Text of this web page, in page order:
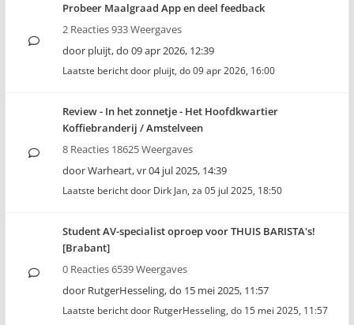
Probeer Maalgraad App en deel feedback
2 Reacties 933 Weergaves
door pluijt,do 09 apr 2026, 12:39
Laatste bericht door pluijt, do 09 apr 2026, 16:00
Review - In het zonnetje - Het Hoofdkwartier
Koffiebranderij / Amstelveen
8 Reacties 18625 Weergaves
doorWarheart,vr 04 jul 2025, 14:39
Laatste bericht door Dirk Jan, za 05 jul 2025, 18:50
Student AV-specialist oproep voor THUIS BARISTA's!
[Brabant]
0 Reacties 6539 Weergaves
door RutgerHesseling,do 15 mei 2025, 11:57
Laatste bericht door RutgerHesseling, do 15 mei 2025, 11:57